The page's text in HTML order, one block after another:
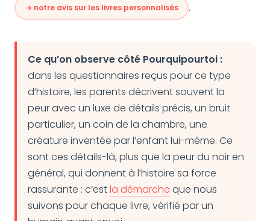
→ notre avis sur les livres personnalisés .
Ce qu’on observe côté Pourquipourtoi :
dans les questionnaires reçus pour ce type
d’histoire, les parents décrivent souvent la
peur avec un luxe de détails précis, un bruit
particulier, un coin de la chambre, une
créature inventée par l’enfant lui-même. Ce
sont ces détails-là, plus que la peur du noir en
général, qui donnent à l’histoire sa force
rassurante : c’estla démarche que nous
suivons pour chaque livre, vérifié par un